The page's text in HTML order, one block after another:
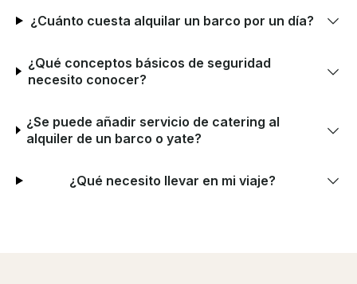
¿Cuánto cuesta alquilar un barco por un día?
¿Qué conceptos básicos de seguridad
necesito conocer?
¿Se puede añadir servicio de catering al
alquiler de un barco o yate?
¿Qué necesito llevar en mi viaje?